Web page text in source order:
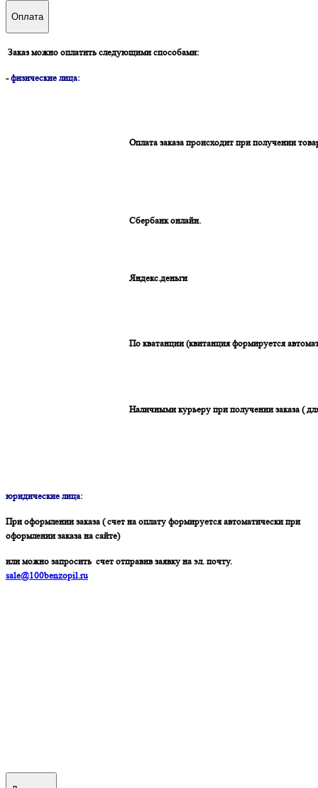
Оплата
Заказ можно оплатить следующими способами:
-физические лица:
Оплата заказа происходит при получении
Сбербанк онлайн.
Яндекс.деньги
По кватанции (квитанция формируется
Наличными курьеру при получении заказа (
юридические лица:
При оформлении заказа ( счет на оплату формируется автоматически при
оформлении заказа на сайте)
или можно запросить счет отправив заявку на эл. почту.
sale@100benzopil.ru